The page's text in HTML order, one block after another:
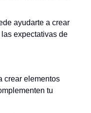
ayudarte a crear
expectativas de
crear elementos
tu